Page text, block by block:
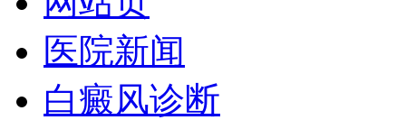
医院新闻
白癜风诊断